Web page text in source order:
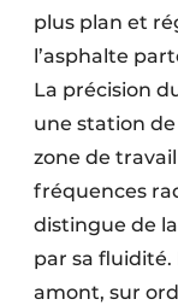
plus plan et
l’asphalte
La précision
une station
zone de
fréquences
distingue de
par sa
amont, sur